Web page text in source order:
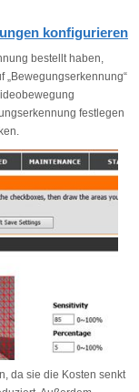
konfigurieren
bestellt haben,
„Bewegungserkennung“
festlegen
da sie die Kosten senkt